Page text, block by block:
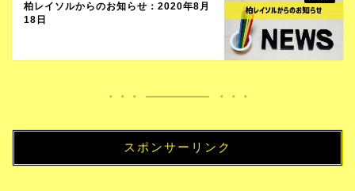
柏レイソルからのお知らせ：2020年8月
18日
スポンサーリンク